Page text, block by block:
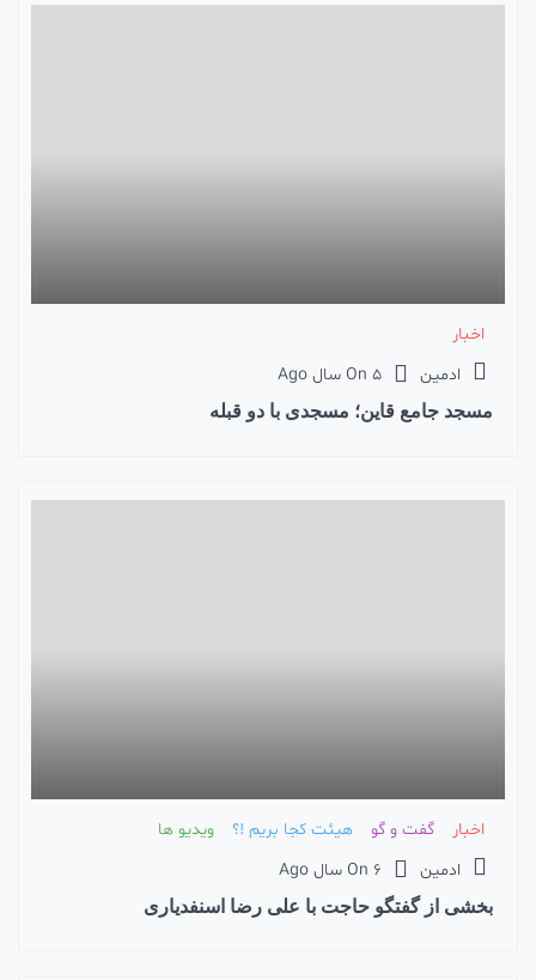
اخبار
ادمین
On 5 سال Ago
مسجد جامع قاین؛ مسجدی با دو قبله
اخبار گفت و گو هیئت کجا بریم !؟
ویدیو ها
ادمین
On 6 سال Ago
بخشی از گفتگو حاجت با علی رضا اسنفدیاری